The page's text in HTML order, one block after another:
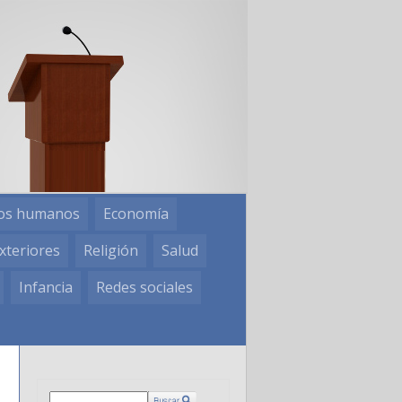
humanos
Economía
Religión
Salud
Infancia
Redes sociales